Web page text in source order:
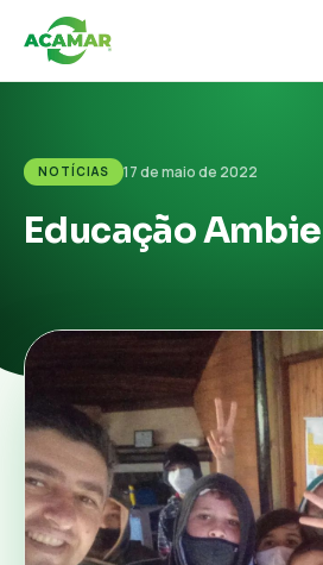
NOTÍCIAS 17 de maio de 2022
Educação